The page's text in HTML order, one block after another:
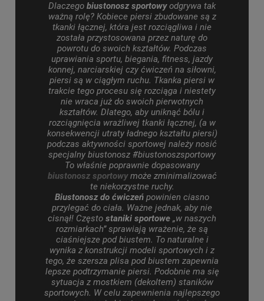
Dlaczego biustonosz sportowyodgrywa tak
ważną rolę? Kobiece piersi zbudowane są z
tkanki łącznej, która jest rozciągliwa i nie
została przystosowana przez naturę do
powrotu do swoich kształtów. Podczas
uprawiania sportu, biegania, fitness, jazdy
konnej, narciarskiej czy ćwiczeń na siłowni,
piersi są w ciągłym ruchu. Tkanka piersi w
trakcie tego procesu się rozciąga i niestety
nie wraca już do swoich pierwotnych
kształtów. Dlatego, aby uniknąć bólu i
rozciągnięcia wrażliwej tkanki łącznej, (a w
konsekwencji utraty ładnego kształtu piersi)
podczas aktywności sportowej należy nosić
specjalny biustonosz #biustonoszsportowy
To właśnie poprawnie dopasowany
biustonosz sportowymoże zminimalizować
te niekorzystne ruchy.
Biustonosz do ćwiczeń powinien ciasno
przylegać do ciała. Ważne jednak, aby nie
cisnął! Często staniki sportowe „w naszych
rozmiarkach” sprawiają wrażenie, że są
ciaśniejsze pod biustem. To naturalne i
wynika z konstrukcji modeli sportowych i z
tego, że szersza plisa pod biustem zapewnia
lepsze podtrzymanie piersi. Podobnie ma się
sytuacja z mostkiem (dekoltem) staników
sportowych. W celu zapewnienia najlepszego